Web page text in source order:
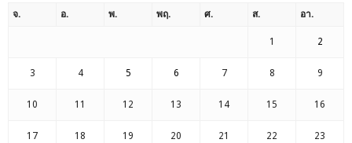
จ. อ. พ. พฤ. ศ. ส. อา.
1 2
3 4 5 6 7 8 9
10 11 12 13 14 15 16
17 18 19 20 21 22 23